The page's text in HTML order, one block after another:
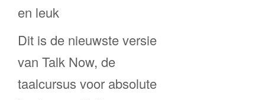
en leuk
Dit is de nieuwste versie
van Talk Now, de
taalcursus voor absolute